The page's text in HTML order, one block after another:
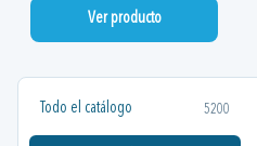
Todo el catálogo 5200
Ver producto